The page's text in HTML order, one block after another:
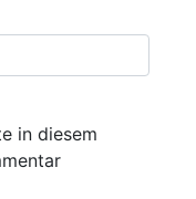
in diesem